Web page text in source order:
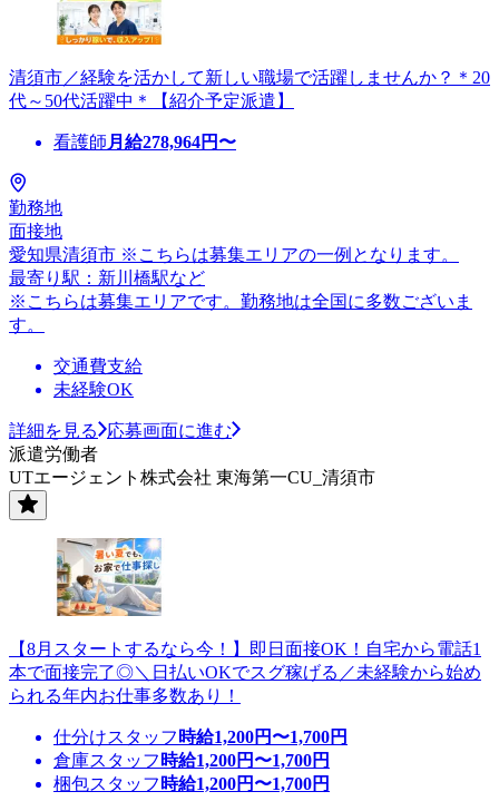
清須市／経験を活かして新しい職場で活躍しませんか？＊20
代～50代活躍中＊【紹介予定派遣】
看護師 月給278,964円〜
勤務地
面接地
愛知県清須市 ※こちらは募集エリアの一例となります。
最寄り駅：新川橋駅など
※こちらは募集エリアです。勤務地は全国に多数ございま
す。
交通費支給
未経験OK
詳細を見る
応募画面に進む
派遣労働者
UTエージェント株式会社 東海第一CU_清須市
【8月スタートするなら今！】即日面接OK！自宅から電話1
本で面接完了◎＼日払いOKでスグ稼げる／未経験から始め
られる年内お仕事多数あり！
仕分けスタッフ 時給1,200円〜1,700円
倉庫スタッフ 時給1,200円〜1,700円
梱包スタッフ 時給1,200円〜1,700円